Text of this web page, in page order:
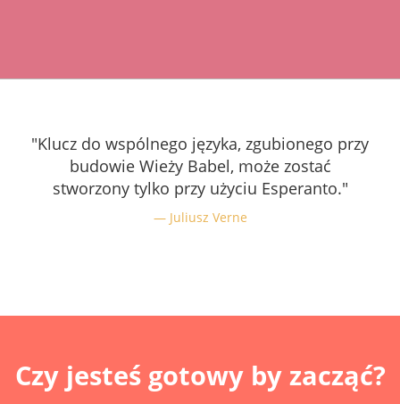
"Klucz do wspólnego języka, zgubionego przy
budowie Wieży Babel, może zostać
stworzony tylko przy użyciu Esperanto."
Juliusz Verne
Czy jesteś gotowy by zacząć?